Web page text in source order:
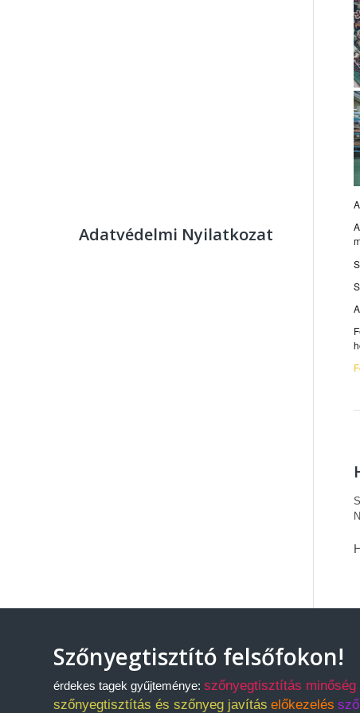
Adatvédelmi Nyilatkozat
Szőnyegtisztító felsőfokon!
érdekes tagek gyűjteménye: szőnyegtisztítás minőség
szőnyegtisztítás és szőnyeg javítás előkezelés